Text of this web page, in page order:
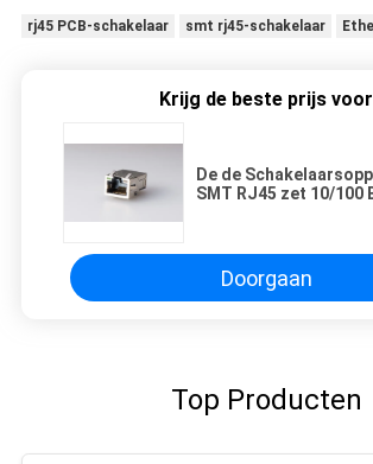
rj45 PCB-schakelaar smt rj45-schakelaar
Krijg de beste prijs voor
De de
SMT RJ45 zet 10/100
Doorgaan
Top Producten